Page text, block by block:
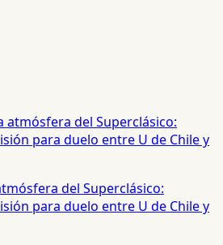
del Superclásico:
para duelo entre U de Chile y